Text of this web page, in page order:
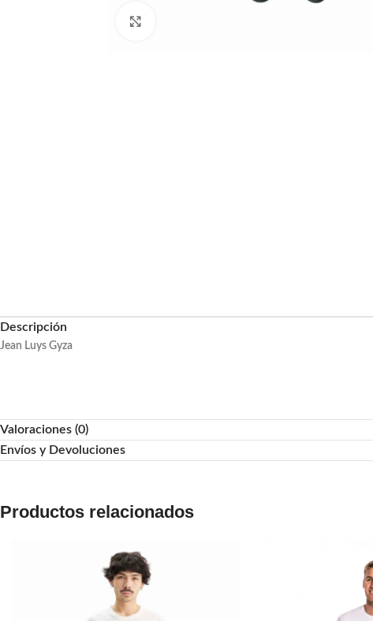
Descripción
Jean Luys Gyza
Valoraciones (0)
Envíos y Devoluciones
Productos relacionados